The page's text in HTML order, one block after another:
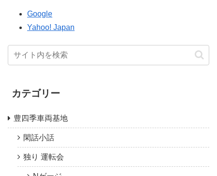
Google
Yahoo! Japan
カテゴリー
豊四季車両基地
閑話小話
独り 運転会